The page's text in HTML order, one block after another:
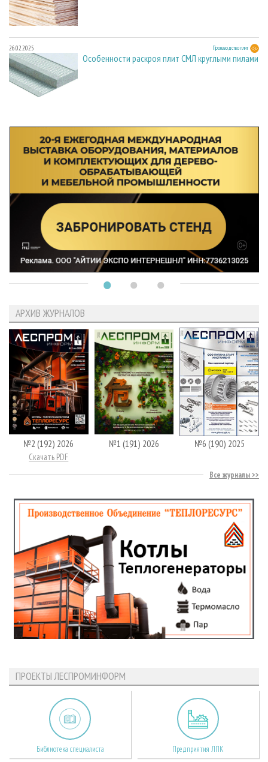
26.02.2025 Производство плит
Особенности раскроя плит СМЛ круглыми пилами
АРХИВ ЖУРНАЛОВ
№2 (192) 2026
Скачать PDF
№1 (191) 2026 №6 (190) 2025
Все журналы
ПРОЕКТЫ ЛЕСПРОМИНФОРМ
Библиотека специалиста Предприятия ЛПК